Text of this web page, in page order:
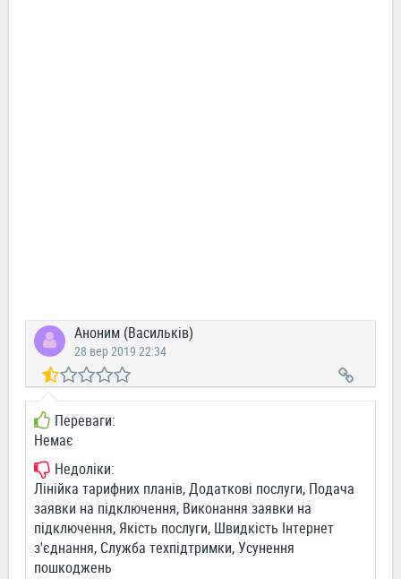
Аноним (Васильків)
28 вер 2019 22:34
Переваги:
Немає
Недоліки:
Лінійка тарифних планів, Додаткові послуги, Подача
заявки на підключення, Виконання заявки на
підключення, Якість послуги, Швидкість Інтернет
з'єднання, Служба техпідтримки, Усунення
пошкоджень